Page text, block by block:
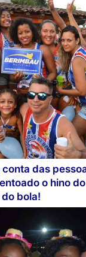
das
o hino
bola!